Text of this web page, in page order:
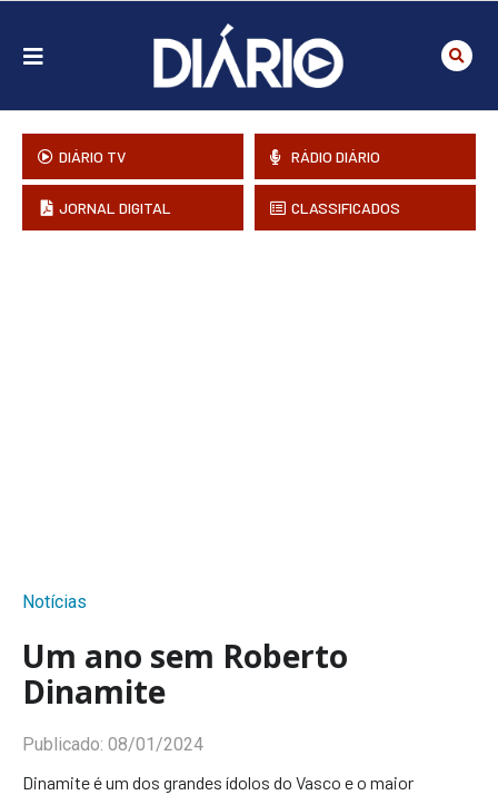
DIÁRIO TV RÁDIO DIÁRIO
JORNAL DIGITAL CLASSIFICADOS
Notícias
Um ano sem Roberto
Dinamite
Publicado: 08/01/2024
Dinamite é um dos grandes ídolos do Vasco e o maior